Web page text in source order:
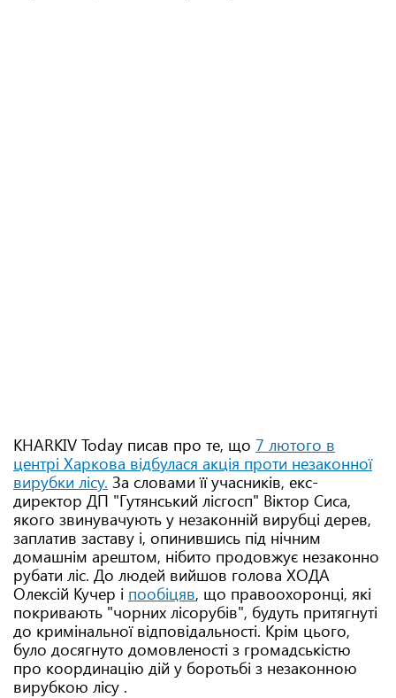
KHARKIV Today писав про те, що 7 лютого в
центрі Харкова відбулася акція проти незаконної
вирубки лісу. За словами її учасників, екс-
директор ДП "Гутянський лісгосп" Віктор Сиса,
якого звинувачують у незаконній вирубці дерев,
заплатив заставу і, опинившись під нічним
домашнім арештом, нібито продовжує незаконно
рубати ліс. До людей вийшов голова ХОДА
Олексій Кучер і пообіцяв, що правоохоронці, які
покривають "чорних лісорубів", будуть притягнуті
до кримінальної відповідальності. Крім цього,
було досягнуто домовленості з громадськістю
про координацію дій у боротьбі з незаконною
вирубкою лісу .